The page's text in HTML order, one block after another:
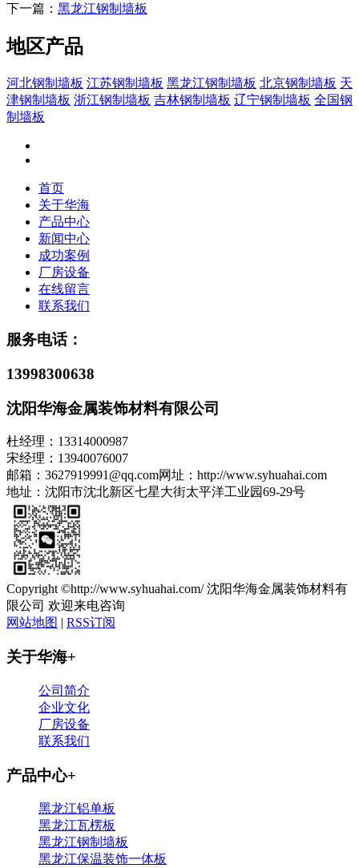
下一篇： 黑龙江钢制墙板
地区产品
河北钢制墙板 江苏钢制墙板 黑龙江钢制墙板 北京钢制墙板 天
津钢制墙板 浙江钢制墙板 吉林钢制墙板 辽宁钢制墙板 全国钢
制墙板
首页
关于华海
产品中心
新闻中心
成功案例
厂房设备
在线留言
联系我们
服务电话：
13998300638
沈阳华海金属装饰材料有限公司
杜经理：13314000987
宋经理 ：13940076007
邮箱：3627919991@qq.com网址：http://www.syhuahai.com
地址：沈阳市沈北新区七星大街太平洋工业园69-29号
Copyright ©http://www.syhuahai.com/ 沈阳华海金属装饰材料有
限公司 欢迎来电咨询
网站地图 | RSS订阅
关于华海+
公司简介
企业文化
厂房设备
联系我们
产品中心+
黑龙江铝单板
黑龙江瓦楞板
黑龙江钢制墙板
黑龙江保温装饰一体板